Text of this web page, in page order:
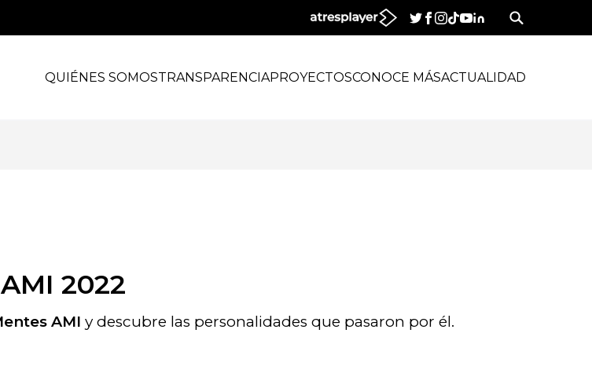
QUIÉNES SOMOSTRANSPARENCIAPROYECTOSCONOCE MÁSACTUALIDAD
2022
AMI y descubre las personalidades que pasaron por él.